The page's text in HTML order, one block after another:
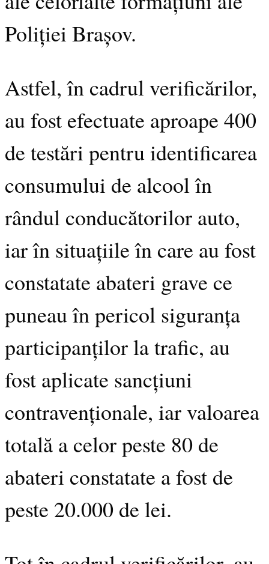
Poliției Brașov.
Astfel, în cadrul verificărilor,
au fost efectuate aproape 400
de testări pentru identificarea
consumului de alcool în
rândul conducătorilor auto,
iar în situațiile în care au fost
constatate abateri grave ce
puneau în pericol siguranța
participanților la trafic, au
fost aplicate sancțiuni
contravenționale, iar valoarea
totală a celor peste 80 de
abateri constatate a fost de
peste 20.000 de lei.